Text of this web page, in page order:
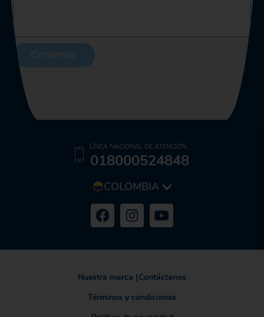
COLOMBIA
LÍNEA NACIONAL DE ATENCIÓN
018000524848
Nuestra marca |Contáctanos
Términos y condiciones